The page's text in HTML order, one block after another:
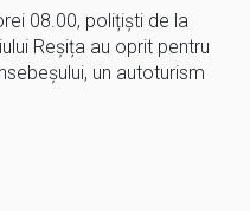
08.00, polițiști de la
Reșița au oprit pentru
un autoturism